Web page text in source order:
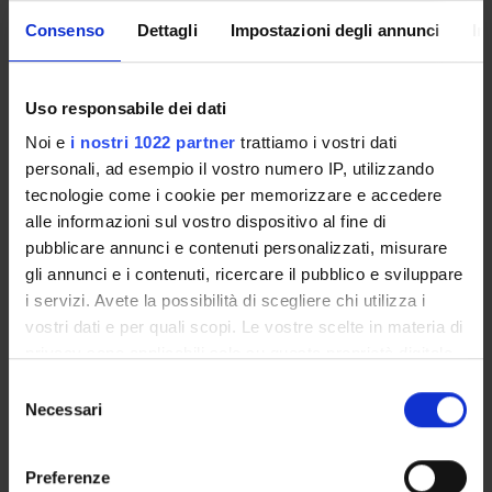
Consenso Dettagli Impostazioni degli annunci
Uso responsabile dei dati
Noi e i nostri 1022 partner trattiamo i vostri dati
personali, ad esempio il vostro numero IP, utilizzando
tecnologie come i cookie per memorizzare e accedere
alle informazioni sul vostro dispositivo al fine di
pubblicare annunci e contenuti personalizzati, misurare
gli annunci e i contenuti, ricercare il pubblico e sviluppare
i servizi. Avete la possibilità di scegliere chi utilizza i
vostri dati e per quali scopi. Le vostre scelte in materia di
modificare o revocare il proprio consenso in qualsiasi
momento dalla Dichiarazione sui cookie o facendo clic
delNecessari
Preferenze
Degree Programme
Notices
Governing bodies
Rete formativa
OFFERTA FORMATIVA
CORSI DI LAUREA
CORSI DI LAUREA MAGISTRALE